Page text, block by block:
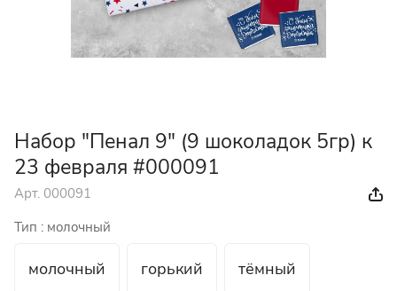
Набор "Пенал 9" (9 шоколадок 5гр) к
23 февраля #000091
Арт. 000091
Тип : молочный
молочный горький тёмный